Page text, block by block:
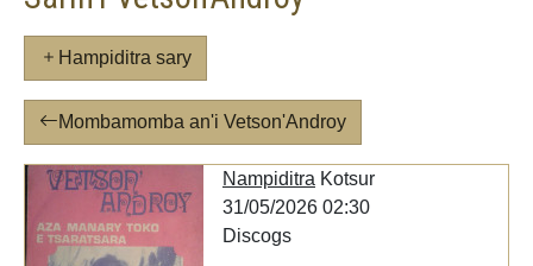
Hampiditra sary
Mombamomba an'i Vetson'Androy
Nampiditra Kotsur
31/05/2026 02:30
Discogs